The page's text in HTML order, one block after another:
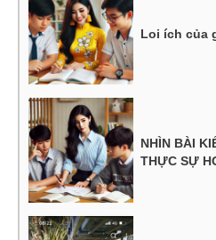
Loi ích của
NHÌN BÀI
THỰC SỰ